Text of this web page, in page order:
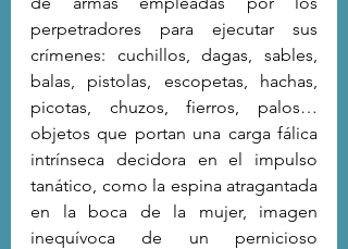
perpetradores para ejecutar sus
crímenes: cuchillos, dagas, sables,
balas, pistolas, escopetas, hachas,
picotas, chuzos, fierros, palos…
objetos que portan una carga fálica
intrínseca decidora en el impulso
tanático, como la espina atragantada
en la boca de la mujer, imagen
inequívoca de un pernicioso